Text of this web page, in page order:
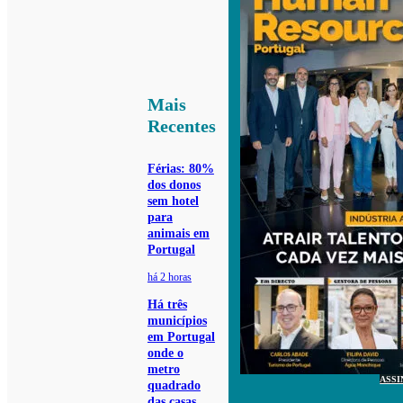
Mais
Recentes
Férias: 80%
dos donos
sem hotel
para
animais em
Portugal
há 2 horas
Há três
municípios
em Portugal
onde o
metro
quadrado